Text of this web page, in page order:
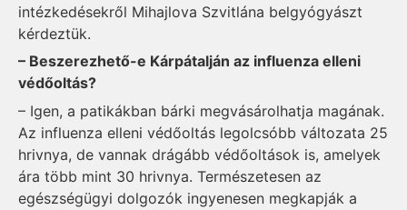
intézkedésekről Mihajlova Szvitlána belgyógyászt
kérdeztük.
– Beszerezhető-e Kárpátalján az influenza elleni
védőoltás?
– Igen, a patikákban bárki megvásárolhatja magának.
Az influenza elleni védőoltás legolcsóbb változata 25
hrivnya, de vannak drágább védőoltások is, amelyek
ára több mint 30 hrivnya. Természetesen az
egészségügyi dolgozók ingyenesen megkapják a